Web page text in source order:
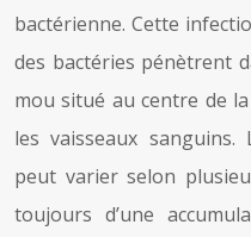
bactérienne. Cette
des bactéries pénètrent
mou situé au centre de
les vaisseaux sanguins.
peut varier selon
toujours d’une